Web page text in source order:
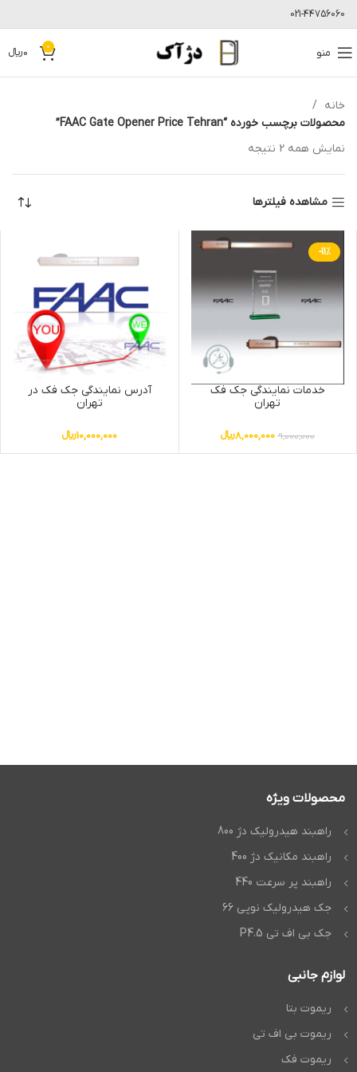
021-44756060
منو 0
0﷼
خانه
محصولات برچسب خورده “FAAC Gate Opener Price Tehran”
نمایش همه 2 نتیجه
مشاهده فیلترها
-11%
خدمات نمایندگی جک فک
تهران
9,000,000
8,000,000﷼
آدرس نمایندگی جک فک در
تهران
10,000,000﷼
محصولات ویژه
راهبند هیدرولیک دژ 800
راهبند مکانیک دژ 400
راهبند پر سرعت 440
جک هیدرولیک نوپی 66
جک بی اف تی P4.5
لوازم جانبی
ریموت بتا
ریموت بی اف تی
ریموت فک